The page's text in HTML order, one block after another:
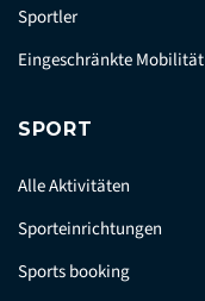
Sportler
Eingeschränkte Mobilität
SPORT
Alle Aktivitäten
Sporteinrichtungen
Sports booking